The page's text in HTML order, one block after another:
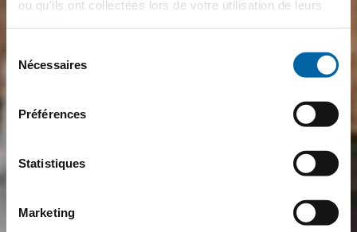
ou qu'ils ont collectées lors de votre utilisation de leurs
Nécessaires
Préférences
Statistiques
Marketing